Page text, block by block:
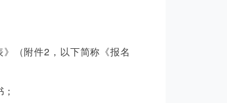
（附件2，以下简称《报名